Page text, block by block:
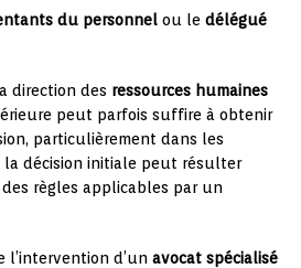
du personnel ou le délégué
direction des ressources humaines
peut parfois suffire à obtenir
particulièrement dans les
la décision initiale peut résulter
des règles applicables par un
l’intervention d’un avocat spécialisé